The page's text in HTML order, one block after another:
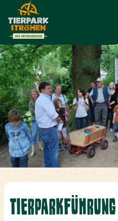
TIERPARKFÜHRUNG